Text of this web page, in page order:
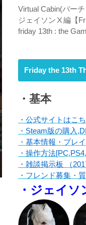
Virtual Cabin(バー
ジェイソンⅩ編【
friday 13th : the
Friday the 13th
・基本
・公式サイトはこ
・Steam版の購入
・基本情報・プレ
・操作方法
・雑談掲示板 （
・フレンド募集・
・ジェイソ